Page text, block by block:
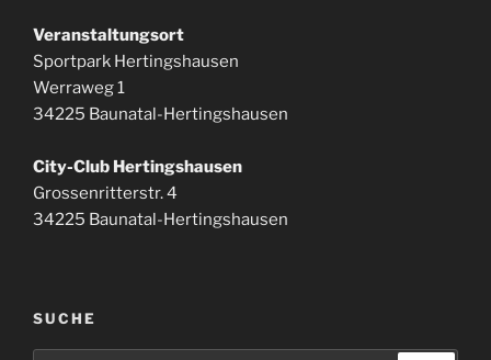
Veranstaltungsort
Sportpark Hertingshausen
Werraweg 1
34225 Baunatal-Hertingshausen
City-Club Hertingshausen
Grossenritterstr. 4
34225 Baunatal-Hertingshausen
SUCHE